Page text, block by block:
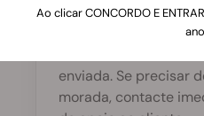
As moradas de
enviada. Se precisar
morada, contacte
Ao clicar CONCORDO E